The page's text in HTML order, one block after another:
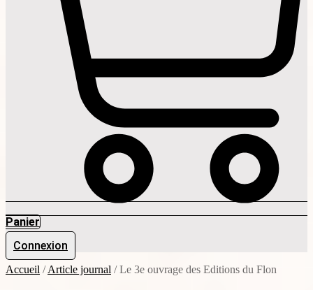
Panier
Connexion
Accueil /Article journal /Le 3e ouvrage des Editions du Flon